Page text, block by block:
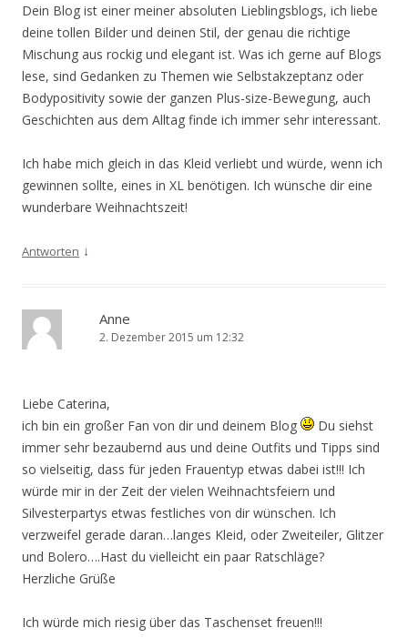
Dein Blog ist einer meiner absoluten Lieblingsblogs, ich liebe
deine tollen Bilder und deinen Stil, der genau die richtige
Mischung aus rockig und elegant ist. Was ich gerne auf Blogs
lese, sind Gedanken zu Themen wie Selbstakzeptanz oder
Bodypositivity sowie der ganzen Plus-size-Bewegung, auch
Geschichten aus dem Alltag finde ich immer sehr interessant.
Ich habe mich gleich in das Kleid verliebt und würde, wenn ich
gewinnen sollte, eines in XL benötigen. Ich wünsche dir eine
wunderbare Weihnachtszeit!
Antworten ↓
Anne
2. Dezember 2015 um 12:32
Liebe Caterina,
ich bin ein großer Fan von dir und deinem Blog
Du siehst
immer sehr bezaubernd aus und deine Outfits und Tipps sind
so vielseitig, dass für jeden Frauentyp etwas dabei ist!!! Ich
würde mir in der Zeit der vielen Weihnachtsfeiern und
Silvesterpartys etwas festliches von dir wünschen. Ich
verzweifel gerade daran…langes Kleid, oder Zweiteiler, Glitzer
und Bolero….Hast du vielleicht ein paar Ratschläge?
Herzliche Grüße
Ich würde mich riesig über das Taschenset freuen!!!